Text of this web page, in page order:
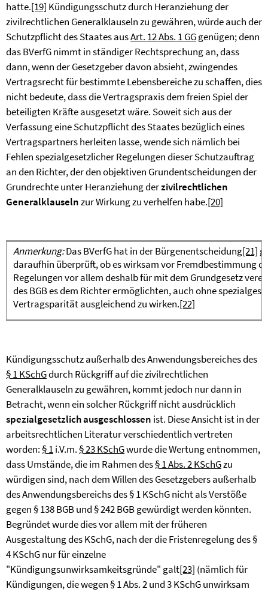
hatte.[19] Kündigungsschutz durch Heranziehung der
zivilrechtlichen Generalklauseln zu gewähren, würde auch der
Schutzpflicht des Staates ausArt. 12 Abs. 1 GGgenügen; denn
das BVerfG nimmt in ständiger Rechtsprechung an, dass
dann, wenn der Gesetzgeber davon absieht, zwingendes
Vertragsrecht für bestimmte Lebensbereiche zu schaffen, dies
nicht bedeute, dass die Vertragspraxis dem freien Spiel der
beteiligten Kräfte ausgesetzt wäre. Soweit sich aus der
Verfassung eine Schutzpflicht des Staates bezüglich eines
Vertragspartners herleiten lasse, wende sich nämlich bei
Fehlen spezialgesetzlicher Regelungen dieser Schutzauftrag
an den Richter, der den objektiven Grundentscheidungen der
Grundrechte unter Heranziehung derzivilrechtlichen
Generalklauselnzur Wirkung zu verhelfen habe.[20]
Anmerkung:Das BVerfG hat in der Bürgenentscheidung[21]
daraufhin überprüft, ob es wirksam vor Fremdbestimmung
Regelungen vor allem deshalb für mit dem Grundgesetz
des BGB es dem Richter ermöglichten, auch ohne
Vertragsparität ausgleichend zu wirken.[22]
Kündigungsschutz außerhalb des Anwendungsbereiches des
§ 1 KSchGdurch Rückgriff auf die zivilrechtlichen
Generalklauseln zu gewähren, kommt jedoch nur dann in
Betracht, wenn ein solcher Rückgriff nicht ausdrücklich
spezialgesetzlich ausgeschlossen ist. Diese Ansicht ist in der
arbeitsrechtlichen Literatur verschiedentlich vertreten
worden:§ 1i.V.m.§ 23 KSchGwurde die Wertung entnommen,
dass Umstände, die im Rahmen des§ 1 Abs. 2 KSchGzu
würdigen sind, nach dem Willen des Gesetzgebers außerhalb
des Anwendungsbereichs des § 1 KSchG nicht als Verstöße
gegen § 138 BGB und § 242 BGB gewürdigt werden könnten.
Begründet wurde dies vor allem mit der früheren
Ausgestaltung des KSchG, nach der die Fristenregelung des §
4 KSchG nur für einzelne
"Kündigungsunwirksamkeitsgründe" galt[23] (nämlich für
Kündigungen, die wegen § 1 Abs. 2 und 3 KSchG unwirksam